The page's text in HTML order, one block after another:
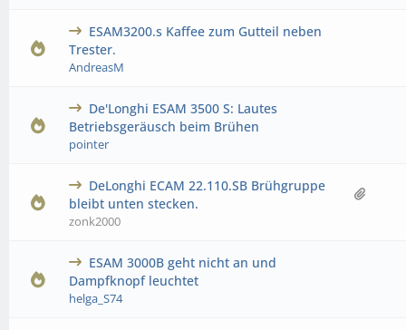
ESAM3200.s Kaffee zum Gutteil neben
Trester.
AndreasM
Bewertung(en) - 0 von 5 durchschnittlich
De'Longhi ESAM 3500 S: Lautes
Betriebsgeräusch beim Brühen
pointer
Bewertung(en) - 0 von 5 durchschnittlich
12345
DeLonghi ECAM 22.110.SB Brühgruppe
bleibt unten stecken.
zonk2000
Bewertung(en) - 0 von 5 durchschnittlich
12345
ESAM 3000B geht nicht an und
Dampfknopf leuchtet
helga_S74
Bewertung(en) - 0 von 5 durchschnittlich
123 45